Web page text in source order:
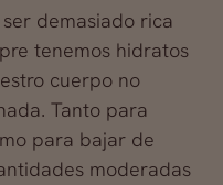
demasiado rica
tenemos hidratos
cuerpo no
Tanto para
para bajar de
moderadas